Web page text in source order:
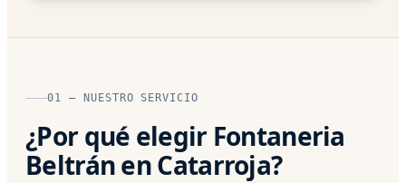
01 — NUESTRO SERVICIO
¿Por qué elegir Fontaneria
Beltrán en Catarroja?